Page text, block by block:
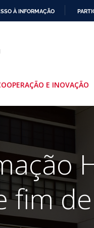
À INFORMAÇÃO
E INOVAÇÃO
fim